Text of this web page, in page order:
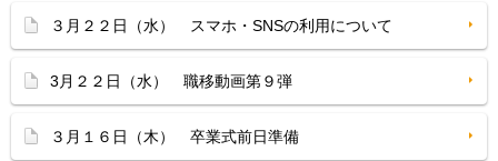
３月２２日（水） スマホ・SNSの利用について
3月２２日（水） 職移動画第９弾
３月１６日（木） 卒業式前日準備